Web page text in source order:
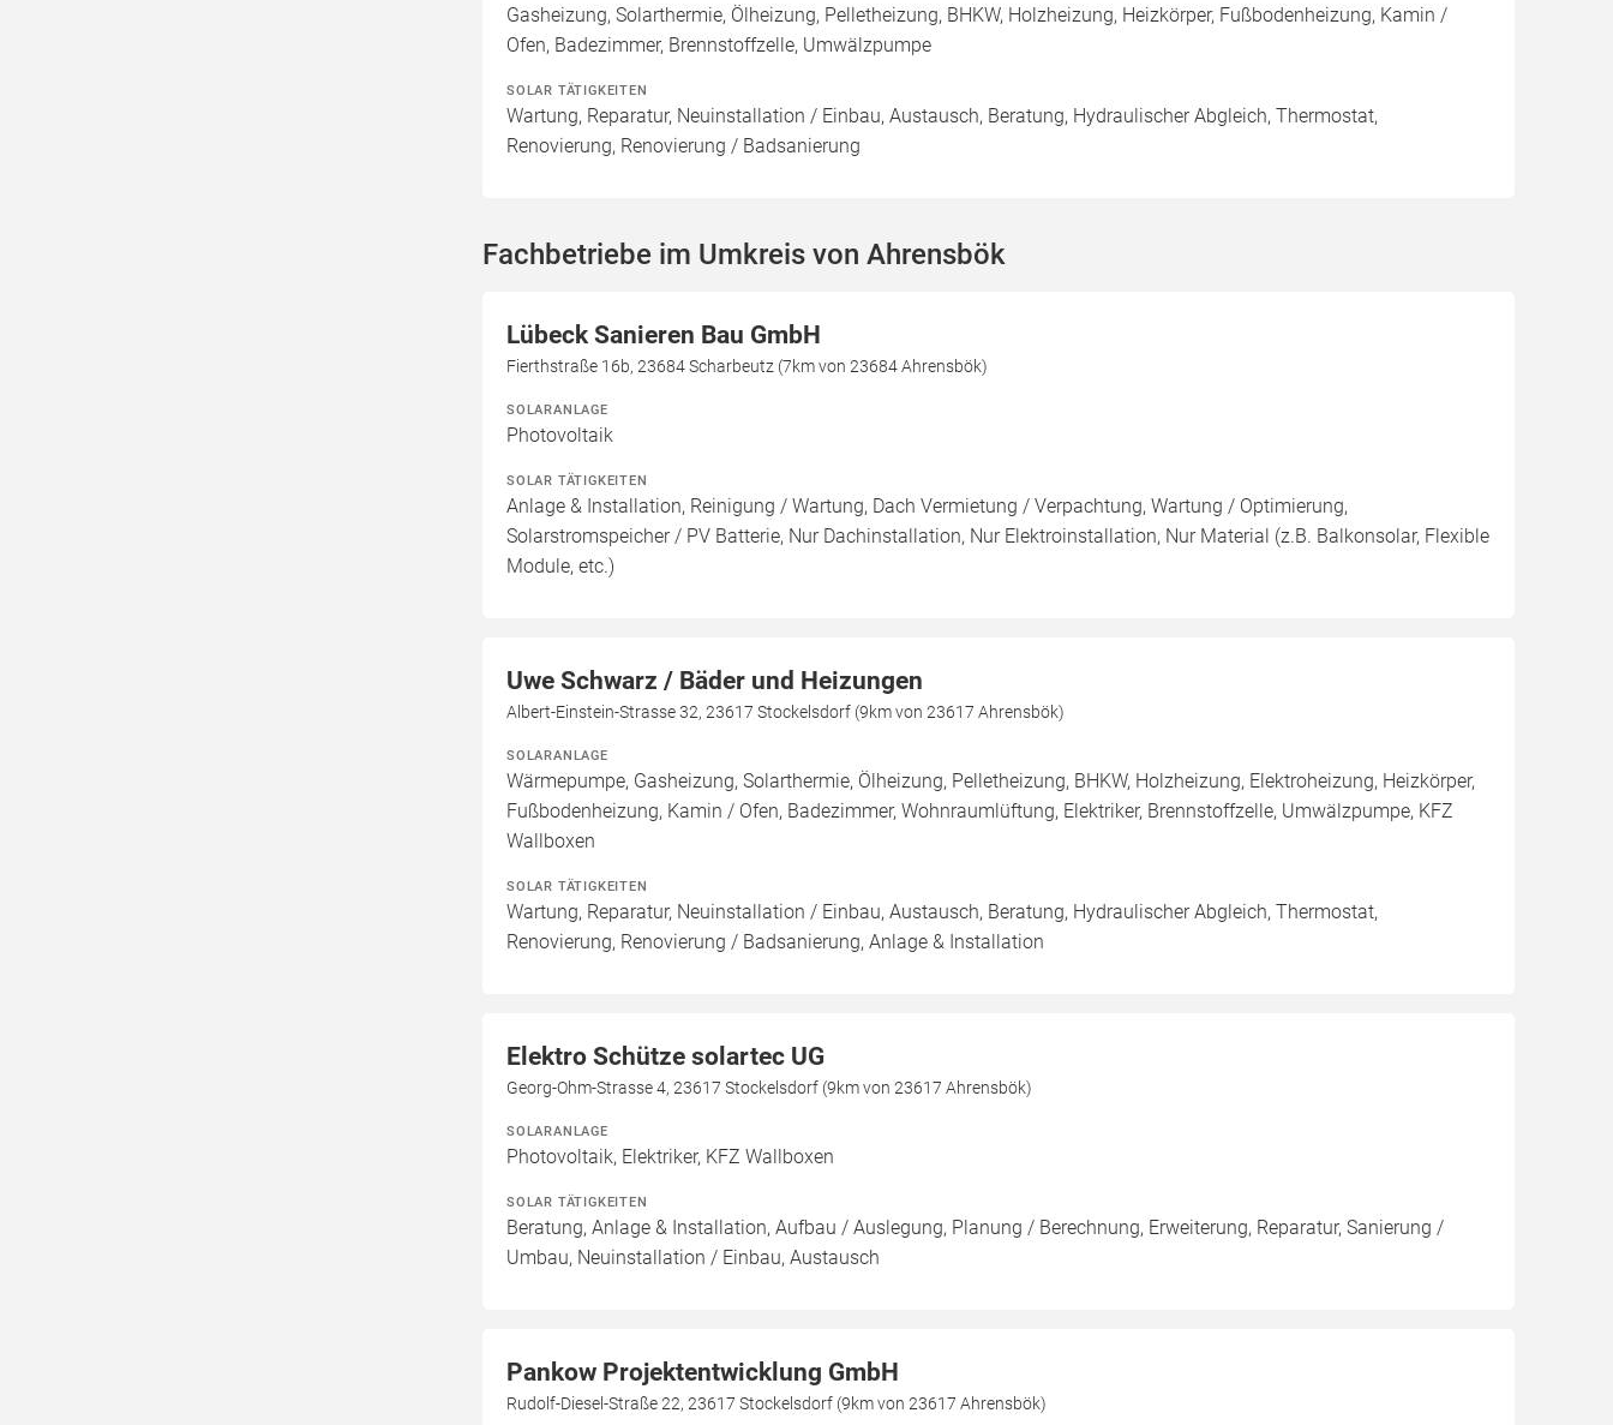
Gasheizung, Solarthermie, Ölheizung, Pelletheizung, BHKW, Holzheizung, Heizkörper, Fußbodenheizung, Kamin /
Ofen, Badezimmer, Brennstoffzelle, Umwälzpumpe
SOLAR TÄTIGKEITEN
Wartung, Reparatur, Neuinstallation / Einbau, Austausch, Beratung, Hydraulischer Abgleich, Thermostat,
Renovierung, Renovierung / Badsanierung
Fachbetriebe im Umkreis von Ahrensbök
Lübeck Sanieren Bau GmbH
Fierthstraße 16b, 23684 Scharbeutz (7km von 23684 Ahrensbök)
SOLARANLAGE
Photovoltaik
SOLAR TÄTIGKEITEN
Anlage & Installation, Reinigung / Wartung, Dach Vermietung / Verpachtung, Wartung / Optimierung,
Solarstromspeicher / PV Batterie, Nur Dachinstallation, Nur Elektroinstallation, Nur Material (z.B. Balkonsolar, Flexible
Module, etc.)
Uwe Schwarz / Bäder und Heizungen
Albert-Einstein-Strasse 32, 23617 Stockelsdorf (9km von 23617 Ahrensbök)
SOLARANLAGE
Wärmepumpe, Gasheizung, Solarthermie, Ölheizung, Pelletheizung, BHKW, Holzheizung, Elektroheizung, Heizkörper,
Fußbodenheizung, Kamin / Ofen, Badezimmer, Wohnraumlüftung, Elektriker, Brennstoffzelle, Umwälzpumpe, KFZ
Wallboxen
SOLAR TÄTIGKEITEN
Wartung, Reparatur, Neuinstallation / Einbau, Austausch, Beratung, Hydraulischer Abgleich, Thermostat,
Renovierung, Renovierung / Badsanierung, Anlage & Installation
Elektro Schütze solartec UG
Georg-Ohm-Strasse 4, 23617 Stockelsdorf (9km von 23617 Ahrensbök)
SOLARANLAGE
Photovoltaik, Elektriker, KFZ Wallboxen
SOLAR TÄTIGKEITEN
Beratung, Anlage & Installation, Aufbau / Auslegung, Planung / Berechnung, Erweiterung, Reparatur, Sanierung /
Umbau, Neuinstallation / Einbau, Austausch
Pankow Projektentwicklung GmbH
Rudolf-Diesel-Straße 22, 23617 Stockelsdorf (9km von 23617 Ahrensbök)